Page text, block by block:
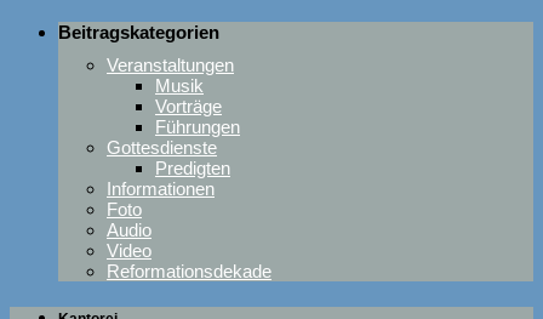
Beitragskategorien
Veranstaltungen
Musik
Vorträge
Führungen
Gottesdienste
Predigten
Informationen
Foto
Audio
Video
Reformationsdekade